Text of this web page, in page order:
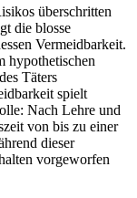
überschritten
die blosse
Vermeidbarkeit.
hypothetischen
Täters
spielt
Nach Lehre und
von bis zu einer
dieser
vorgeworfen